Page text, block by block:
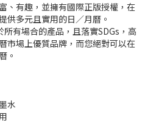
、有趣，並擁有國際正版授權，在
供多元且實用的日／月曆。
有場合的產品，且落實SDGs，高
市場上優質品牌，而您絕對可以在
。
水